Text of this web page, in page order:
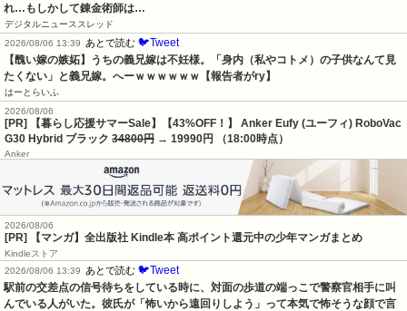
れ…もしかして錬金術師は…
デジタルニューススレッド
2026/08/06 13:39
あとで読む 🐦Tweet
【醜い嫁の嫉妬】うちの義兄嫁は不妊様。「身内（私やコトメ）の子供なんて見
たくない」と義兄嫁。へーｗｗｗｗｗｗ【報告者がry】
はーとらいふ
2026/08/06
[PR] 【暮らし応援サマーSale】【43%OFF！】 Anker Eufy (ユーフィ) RoboVac
G30 Hybrid ブラック 34800円 → 19990円 （18:00時点）
Anker
2026/08/06
[PR] 【マンガ】全出版社 Kindle本 高ポイント還元中の少年マンガまとめ
Kindleストア
2026/08/06 13:39
あとで読む 🐦Tweet
駅前の交差点の信号待ちをしている時に、対面の歩道の端っこで警察官相手に叫
んでいる人がいた。彼氏が「怖いから遠回りしよう」って本気で怖そうな顔で言